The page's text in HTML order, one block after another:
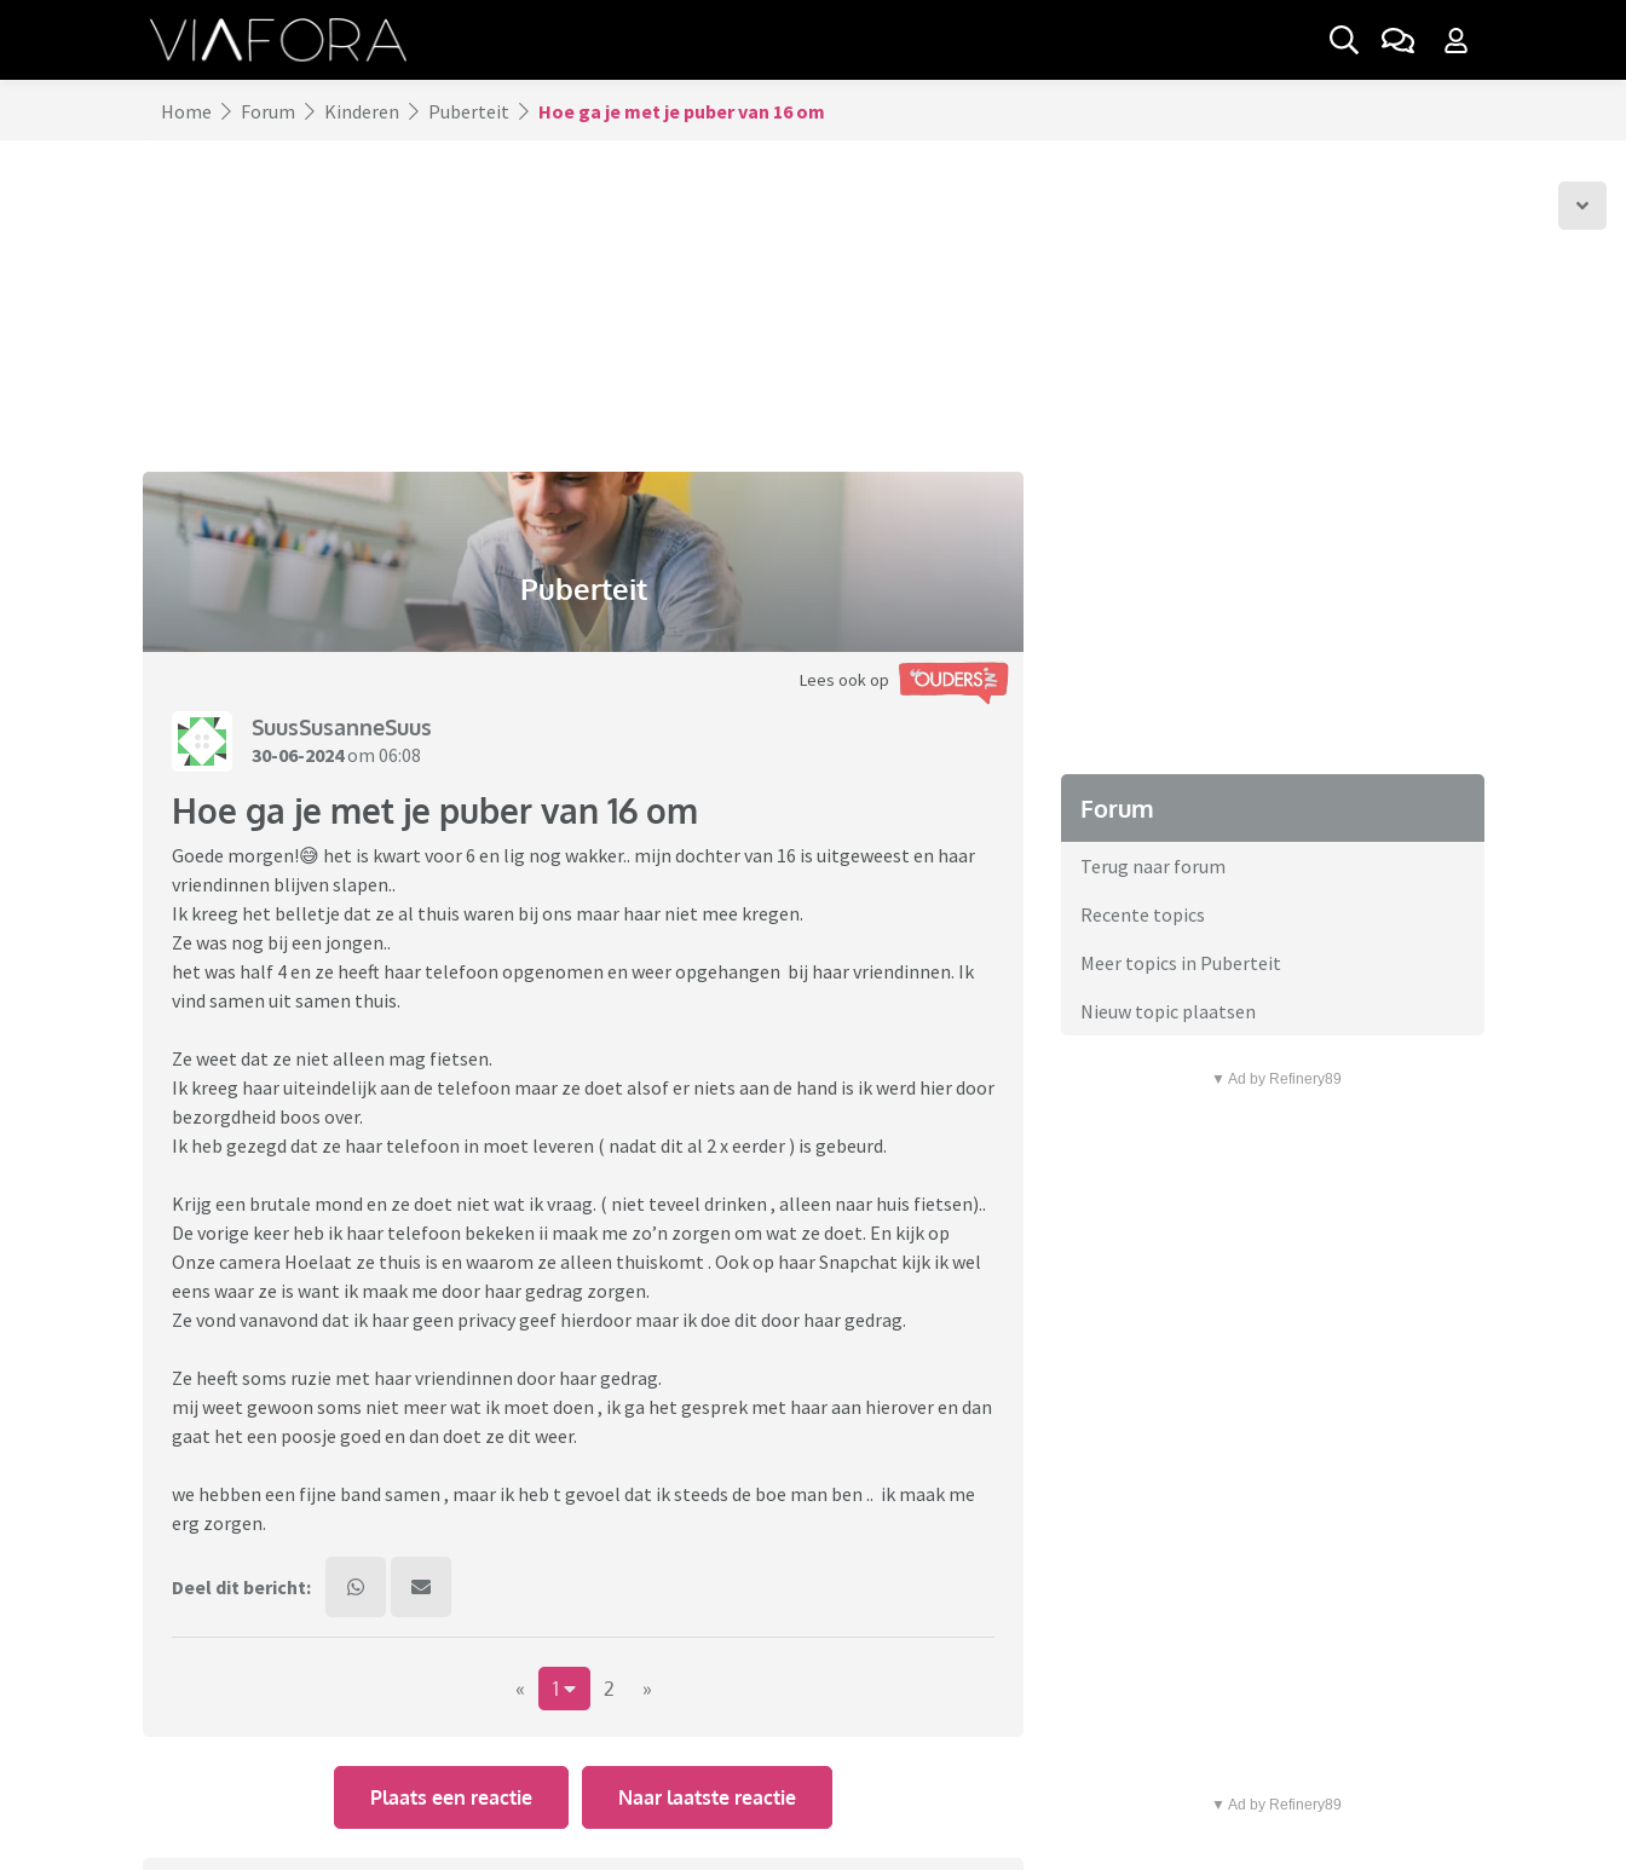
Home Forum Kinderen Puberteit Hoe ga je met je puber van 16 om
Puberteit
Lees ook op
SuusSusanneSuus
30-06-2024om 06:08
Hoe ga je met je puber van 16 om
Goede morgen!😅 het is kwart voor 6 en lig nog wakker.. mijn dochter van 16 is uitgeweest en haar
vriendinnen blijven slapen..
Ik kreeg het belletje dat ze al thuis waren bij ons maar haar niet mee kregen.
Ze was nog bij een jongen..
het was half 4 en ze heeft haar telefoon opgenomen en weer opgehangen bij haar vriendinnen. Ik
vind samen uit samen thuis.
Ze weet dat ze niet alleen mag fietsen.
Ik kreeg haar uiteindelijk aan de telefoon maar ze doet alsof er niets aan de hand is ik werd hier door
bezorgdheid boos over.
Ik heb gezegd dat ze haar telefoon in moet leveren ( nadat dit al 2 x eerder ) is gebeurd.
Krijg een brutale mond en ze doet niet wat ik vraag. ( niet teveel drinken , alleen naar huis fietsen)..
De vorige keer heb ik haar telefoon bekeken ii maak me zo’n zorgen om wat ze doet. En kijk op
Onze camera Hoelaat ze thuis is en waarom ze alleen thuiskomt . Ook op haar Snapchat kijk ik wel
eens waar ze is want ik maak me door haar gedrag zorgen.
Ze vond vanavond dat ik haar geen privacy geef hierdoor maar ik doe dit door haar gedrag.
Ze heeft soms ruzie met haar vriendinnen door haar gedrag.
mij weet gewoon soms niet meer wat ik moet doen , ik ga het gesprek met haar aan hierover en dan
gaat het een poosje goed en dan doet ze dit weer.
we hebben een fijne band samen , maar ik heb t gevoel dat ik steeds de boe man ben .. ik maak me
erg zorgen.
Deel dit bericht:
« 1 2 »
Plaats een reactie Naar laatste reactie
Forum
Terug naar forum
Recente topics
Meer topics in Puberteit
Nieuw topic plaatsen
▼ Ad by Refinery89
▼ Ad by Refinery89